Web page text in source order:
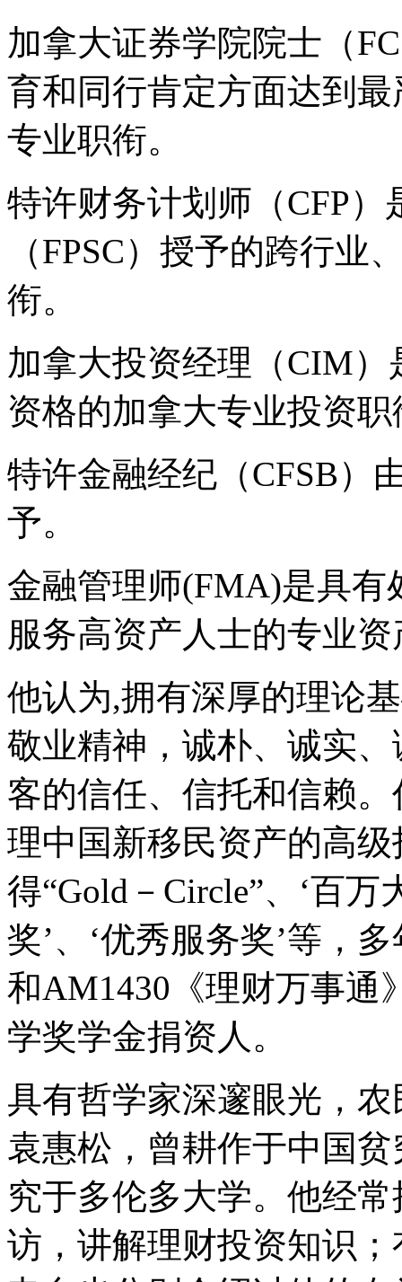
加拿大证券学院院士（
育和同行肯定方面达到
专业职衔。
特许财务计划师（CFP
（FPSC）授予的跨行
衔。
加拿大投资经理（CIM
资格的加拿大专业投资职
特许金融经纪（CFSB）
予。
金融管理师(FMA)是具
服务高资产人士的专业
他认为,拥有深厚的理论
敬业精神，诚朴、诚实
客的信任、信托和信赖
理中国新移民资产的高
得“Gold－Circle”、‘百万
奖’、‘优秀服务奖’等，
和AM1430《理财万事通
学奖学金捐资人。
具有哲学家深邃眼光，
袁惠松，曾耕作于中国
究于多伦多大学。他经
访，讲解理财投资知识